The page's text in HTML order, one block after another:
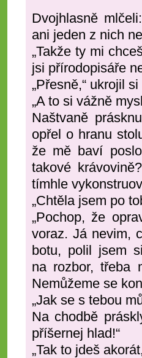
Dvojhlasně
ani jeden z nich
„Takže ty mi
jsi přírodopisáře
„Přesně,“ ukrojil
„A to si vážně
Naštvaně
opřel o hranu
že mě baví
takové
tímhle
„Chtěla jsem po
„Pochop, že
voraz. Já nevim,
botu, polil jsem
na rozbor,
Nemůžeme se
„Jak se s tebou
Na chodbě
příšernej hlad!“
„Tak to jdeš